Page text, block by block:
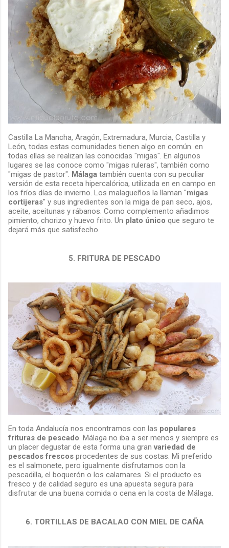
Castilla La Mancha, Aragón, Extremadura, Murcia, Castilla y
León, todas estas comunidades tienen algo en común. en
todas ellas se realizan las conocidas "migas". En algunos
lugares se las conoce como "migas ruleras", también como
"migas de pastor". Málaga también cuenta con su peculiar
versión de esta receta hipercalórica, utilizada en en campo en
los fríos días de invierno. Los malagueños la llaman "migas
cortijeras" y sus ingredientes son la miga de pan seco, ajos,
aceite, aceitunas y rábanos. Como complemento añadimos
pimiento, chorizo y huevo frito. Un plato único que seguro te
dejará más que satisfecho.
5. FRITURA DE PESCADO
En toda Andalucía nos encontramos con las populares
frituras de pescado. Málaga no iba a ser menos y siempre es
un placer degustar de esta forma una granvariedad de
pescados frescos procedentes de sus costas. Mi preferido
es el salmonete, pero igualmente disfrutamos con la
pescadilla, el boquerón o los calamares. Si el producto es
fresco y de calidad seguro es una apuesta segura para
disfrutar de una buena comida o cena en la costa de Málaga.
6. TORTILLAS DE BACALAO CON MIEL DE CAÑA